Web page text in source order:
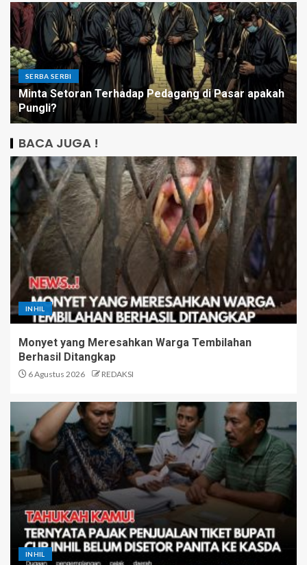
SERBA SERBI
Minta Setoran Terhadap Pedagang di Pasar apakah
Pungli?
BACA JUGA !
INHIL
Monyet yang Meresahkan Warga Tembilahan
Berhasil Ditangkap
6 Agustus 2026 REDAKSI
INHIL